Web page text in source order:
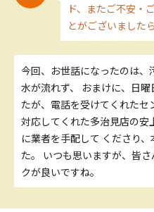
ド、またご不安・
とがございました
今回、お世話になったのは、
水が流れず、 おまけに、日
たが、電話を受けてくれたセ
対応してくれた多治見店の安
に業者を手配して くださり
た。 いつも思いますが、皆
クが良いですね。